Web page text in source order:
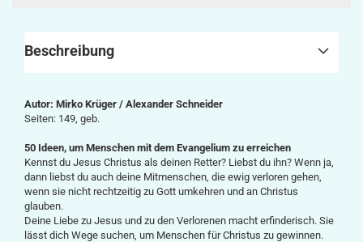
Beschreibung
Autor: Mirko Krüger / Alexander Schneider
Seiten: 149, geb.
50 Ideen, um Menschen mit dem Evangelium zu erreichen
Kennst du Jesus Christus als deinen Retter? Liebst du ihn? Wenn ja,
dann liebst du auch deine Mitmenschen, die ewig verloren gehen,
wenn sie nicht rechtzeitig zu Gott umkehren und an Christus
glauben.
Deine Liebe zu Jesus und zu den Verlorenen macht erfinderisch. Sie
lässt dich Wege suchen, um Menschen für Christus zu gewinnen.